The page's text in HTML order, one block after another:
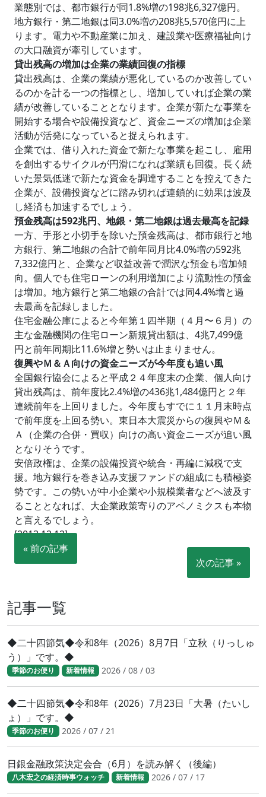
業態別では、都市銀行が同1.8%増の198兆6,327億円。
地方銀行・第二地銀は同3.0%増の208兆5,570億円に上
ります。電力や不動産業に加え、建設業や医療福祉向け
の大口融資が牽引しています。
貸出残高の増加は企業の業績回復の指標
貸出残高は、企業の業績が悪化しているのか改善してい
るのかを計る一つの指標とし、増加していれば企業の業
績が改善していることとなります。企業が新たな事業を
開始する場合や設備投資など、資金ニーズの増加は企業
活動が活発になっていると捉えられます。
企業では、借り入れた資金で新たな事業を起こし、雇用
を創出するサイクルが円滑になれば業績も回復。長く続
いた景気低迷で新たな資金を調達することを控えてきた
企業が、設備投資などに踏み切れば連鎖的に効果は波及
し経済も加速するでしょう。
預金残高は592兆円、地銀・第二地銀は過去最高を記録
一方、手形と小切手を除いた預金残高は、都市銀行と地
方銀行、第二地銀の合計で前年同月比4.0%増の592兆
7,332億円と、企業など収益改善で潤沢な預金も増加傾
向。個人でも住宅ローンの利用増加により流動性の預金
は増加。地方銀行と第二地銀の合計では同4.4%増と過
去最高を記録しました。
住宅金融公庫によると今年第１四半期（４月〜６月）の
主な金融機関の住宅ローン新規貸出額は、4兆7,499億
円と前年同期比11.6%増と勢いは止まりません。
復興やＭ＆Ａ向けの資金ニーズが今年度も追い風
全国銀行協会によると平成２４年度末の企業、個人向け
貸出残高は、前年度比2.4%増の436兆1,484億円と２年
連続前年を上回りました。今年度もすでに１１月末時点
で前年度を上回る勢い。東日本大震災からの復興やＭ＆
Ａ（企業の合併・買収）向けの高い資金ニーズが追い風
となりそうです。
安倍政権は、企業の設備投資や統合・再編に減税で支
援。地方銀行を巻き込み支援ファンドの組成にも積極姿
勢です。この勢いが中小企業や小規模業者などへ波及す
ることとなれば、大企業政策寄りのアベノミクスも本物
と言えるでしょう。
[2013.12.12]
« 前の記事
次の記事 »
記事一覧
◆二十四節気◆令和8年（2026）8月7日「立秋（りっしゅ
う）」です。◆
季節のお便り 新着情報 2026 / 08 / 03
◆二十四節気◆令和8年（2026）7月23日「大暑（たいし
ょ）」です。◆
季節のお便り 2026 / 07 / 21
日銀金融政策決定会合（6月）を読み解く（後編）
八木宏之の経済時事ウォッチ 新着情報 2026 / 07 / 17